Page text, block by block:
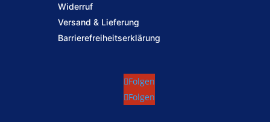
Widerruf
Versand & Lieferung
Barrierefreiheitserklärung
Folgen
Folgen